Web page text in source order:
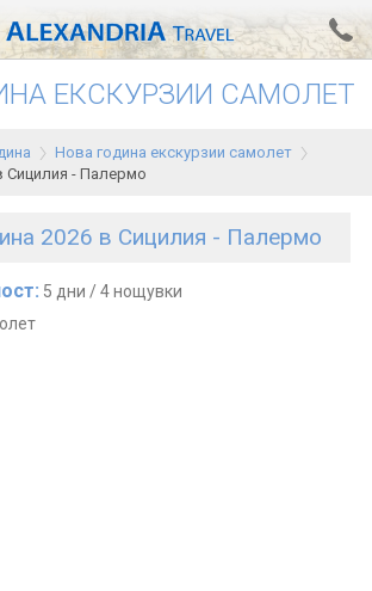
Проверка на резервация
ЕКСКУРЗИИ САМОЛЕТ
Нова година екскурзии самолет
Сицилия - Палермо
2026 в Сицилия - Палермо
5 дни / 4 нощувки